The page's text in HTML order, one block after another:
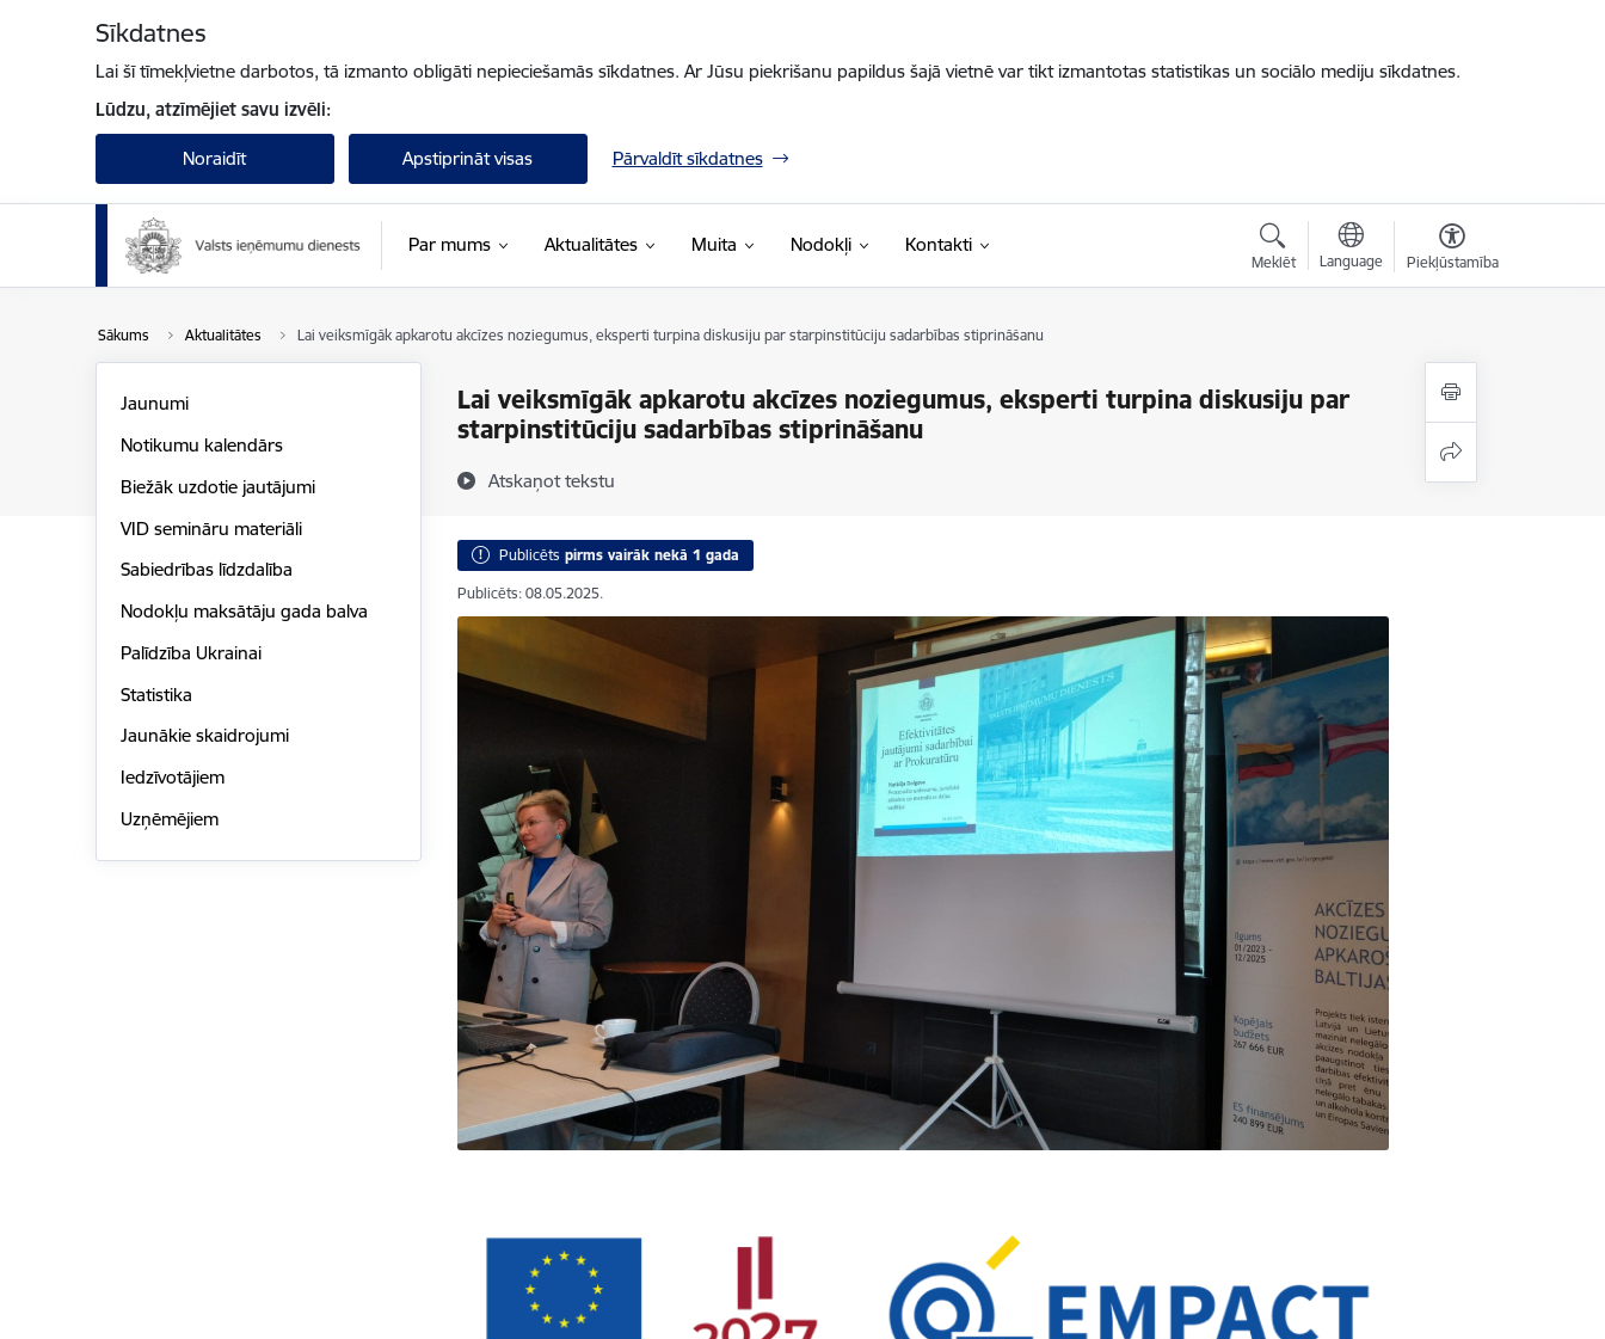
Sīkdatnes
Lai šī tīmekļvietne darbotos, tā izmanto obligāti nepieciešamās sīkdatnes. Ar Jūsu piekrišanu papildus šajā vietnē var tikt izmantotas statistikas un sociālo mediju sīkdatnes.
Lūdzu, atzīmējiet savu izvēli:
Noraidīt Apstiprināt visas Pārvaldīt sīkdatnes
Par mums Aktualitātes Muita Nodokļi Kontakti
Meklēt Language Piekļūstamība
Sākums Aktualitātes Lai veiksmīgāk apkarotu akcīzes noziegumus, eksperti turpina diskusiju par starpinstitūciju sadarbības stiprināšanu
Lai veiksmīgāk apkarotu akcīzes noziegumus, eksperti turpina diskusiju par
starpinstitūciju sadarbības stiprināšanu
Atskaņot tekstu
Jaunumi
Notikumu kalendārs
Biežāk uzdotie jautājumi
VID semināru materiāli
Sabiedrības līdzdalība
Nodokļu maksātāju gada balva
Palīdzība Ukrainai
Statistika
Jaunākie skaidrojumi
Iedzīvotājiem
Uzņēmējiem
Publicēts pirms vairāk nekā 1 gada
Publicēts: 08.05.2025.